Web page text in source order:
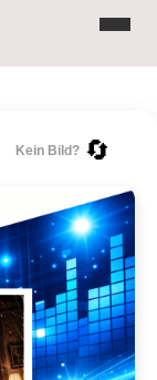
Kein Bild? 🔄